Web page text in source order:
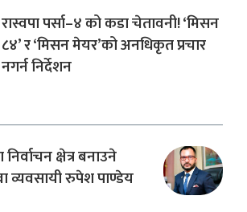
रास्वपा पर्सा–४ को कडा चेतावनी! ‘मिसन
८४’ र ‘मिसन मेयर’को अनधिकृत प्रचार
नगर्न निर्देशन
क्षेत्र बनाउने
व्यवसायी रुपेश पाण्डेय